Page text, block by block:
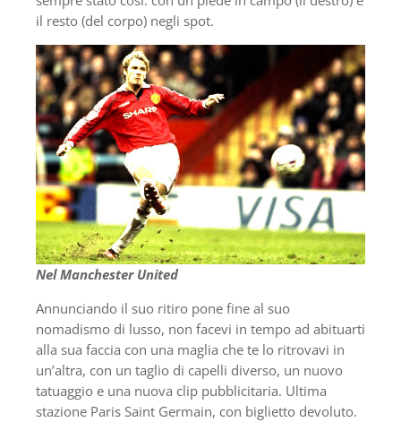
il resto (del corpo) negli spot.
Nel Manchester United
Annunciando il suo ritiro pone fine al suo
nomadismo di lusso, non facevi in tempo ad abituarti
alla sua faccia con una maglia che te lo ritrovavi in
un’altra, con un taglio di capelli diverso, un nuovo
tatuaggio e una nuova clip pubblicitaria. Ultima
stazione Paris Saint Germain, con biglietto devoluto.